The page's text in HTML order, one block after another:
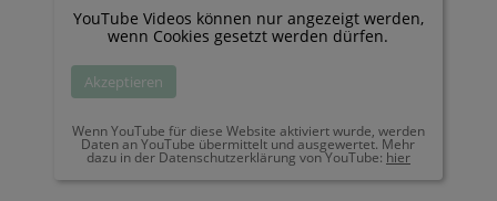
YouTube Videos können nur angezeigt werden,
wenn Cookies gesetzt werden dürfen.
Akzeptieren
Wenn YouTube für diese Website aktiviert wurde, werden
Daten an YouTube übermittelt und ausgewertet. Mehr
dazu in der Datenschutzerklärung von YouTube: hier